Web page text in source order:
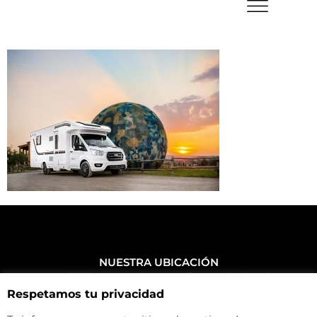
NUESTRA UBICACIÓN
Haz click aquí y mira como llegar a la tienda
CONTACTA CON NOSOTROS
+34 972 500 449
Respetamos tu privacidad